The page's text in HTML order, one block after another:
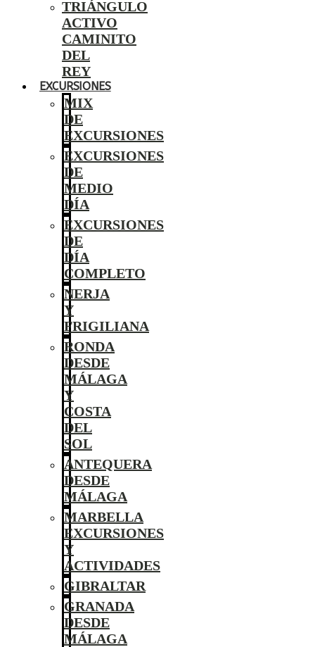
TRIÁNGULO
ACTIVO
CAMINITO
DEL
REY
EXCURSIONES
MIX
DE
EXCURSIONES
EXCURSIONES
DE
MEDIO
DÍA
EXCURSIONES
DE
DÍA
COMPLETO
NERJA
Y
FRIGILIANA
RONDA
DESDE
MÁLAGA
Y
COSTA
DEL
SOL
ANTEQUERA
DESDE
MÁLAGA
MARBELLA
EXCURSIONES
Y
ACTIVIDADES
GIBRALTAR
GRANADA
DESDE
MÁLAGA